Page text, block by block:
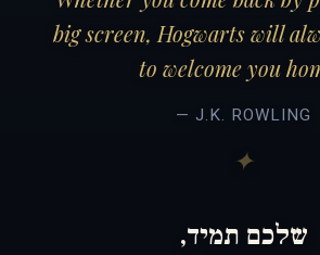
big screen, Hogwarts will
to welcome you
— J.K. ROWLING
שלכם תמיד,